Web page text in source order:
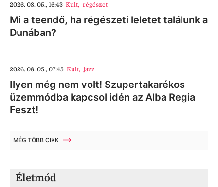
2026. 08. 05., 16:43 Kult, régészet
Mi a teendő, ha régészeti leletet találunk a
Dunában?
2026. 08. 05., 07:45 Kult, jazz
Ilyen még nem volt! Szupertakarékos
üzemmódba kapcsol idén az Alba Regia
Feszt!
MÉG TÖBB CIKK
Életmód